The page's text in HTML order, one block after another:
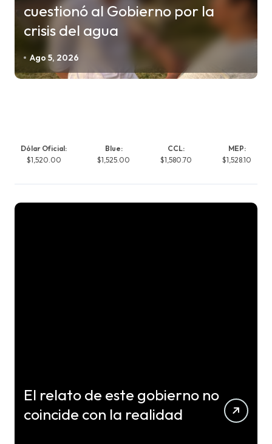
cuestionó al Gobierno por la
crisis del agua
Ago 5, 2026
Dólar Oficial:
$1,520.00
Blue:
$1,525.00
CCL:
$1,580.70
MEP:
$1,528.10
El relato de este gobierno no
coincide con la realidad